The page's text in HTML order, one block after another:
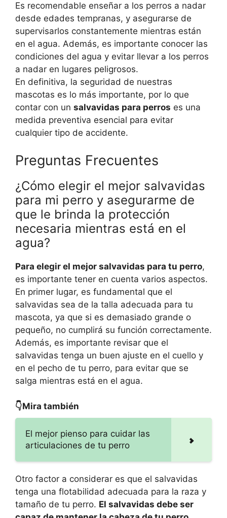
Es recomendable enseñar a los perros a nadar
desde edades tempranas, y asegurarse de
supervisarlos constantemente mientras están
en el agua. Además, es importante conocer las
condiciones del agua y evitar llevar a los perros
a nadar en lugares peligrosos.
En definitiva, la seguridad de nuestras
mascotas es lo más importante, por lo que
contar con un salvavidas para perros es una
medida preventiva esencial para evitar
cualquier tipo de accidente.
Preguntas Frecuentes
¿Cómo elegir el mejor salvavidas
para mi perro y asegurarme de
que le brinda la protección
necesaria mientras está en el
agua?
Para elegir el mejor salvavidas para tu perro,
es importante tener en cuenta varios aspectos.
En primer lugar, es fundamental que el
salvavidas sea de la talla adecuada para tu
mascota, ya que si es demasiado grande o
pequeño, no cumplirá su función correctamente.
Además, es importante revisar que el
salvavidas tenga un buen ajuste en el cuello y
en el pecho de tu perro, para evitar que se
salga mientras está en el agua.
👇Mira también
El mejor pienso para cuidar las
articulaciones de tu perro
Otro factor a considerar es que el salvavidas
tenga una flotabilidad adecuada para la raza y
tamaño de tu perro. El salvavidas debe ser